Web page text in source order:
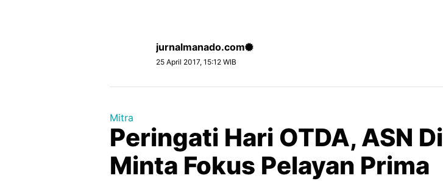
jurnalmanado.com
25 April 2017, 15:12 WIB
Mitra
Peringati Hari OTDA, ASN Di
Minta Fokus Pelayan Prima